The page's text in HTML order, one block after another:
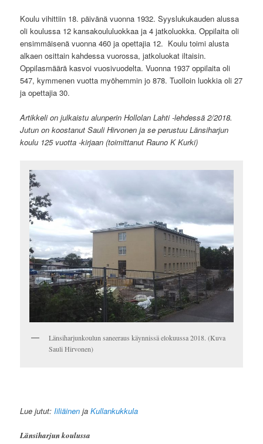
Koulu vihittiin 18. päivänä vuonna 1932. Syyslukukauden alussa
oli koulussa 12 kansakoululuokkaa ja 4 jatkoluokka. Oppilaita oli
ensimmäisenä vuonna 460 ja opettajia 12. Koulu toimi alusta
alkaen osittain kahdessa vuorossa, jatkoluokat iltaisin.
Oppilasmäärä kasvoi vuosivuodelta. Vuonna 1937 oppilaita oli
547, kymmenen vuotta myöhemmin jo 878. Tuolloin luokkia oli 27
ja opettajia 30.
Artikkeli on julkaistu alunperin Hollolan Lahti -lehdessä 2/2018.
Jutun on koostanut Sauli Hirvonen ja se perustuu Länsiharjun
koulu 125 vuotta -kirjaan (toimittanut Rauno K Kurki)
Länsiharjunkoulun saneeraus käynnissä elokuussa 2018. (Kuva
Sauli Hirvonen)
Lue jutut:Iiliäinen jaKullankukkula
Länsiharjun koulussa